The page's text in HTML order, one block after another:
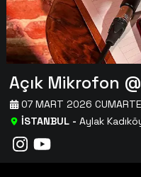
Açık Mikrofon
İSTANBUL- Aylak
07 MART 2026